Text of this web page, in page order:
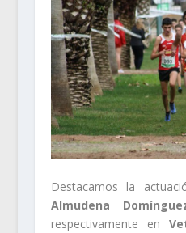
Destacamos la
Almudena
respectivamente en